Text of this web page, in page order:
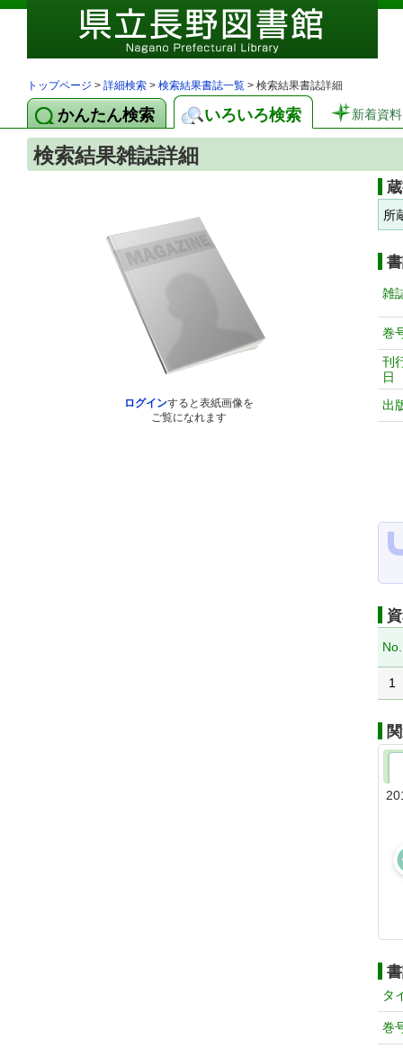
トップページ > 詳細検索 > 検索結果書誌一覧 > 検索結果書誌詳細
かんたん検索 いろいろ検索 新着資料
検索結果雑誌詳細
ログインすると表紙画像を
ご覧になれます
所
雑
巻
刊
日
出
No.
1
タ
巻